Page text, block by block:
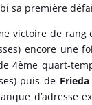
sa première
victoire de rang
encore une
4ème quart-
puis de Frieda
d’adresse